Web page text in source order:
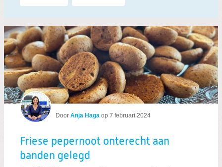
Door Anja Haga op 7 februari 2024
Friese pepernoot onterecht aan
banden gelegd